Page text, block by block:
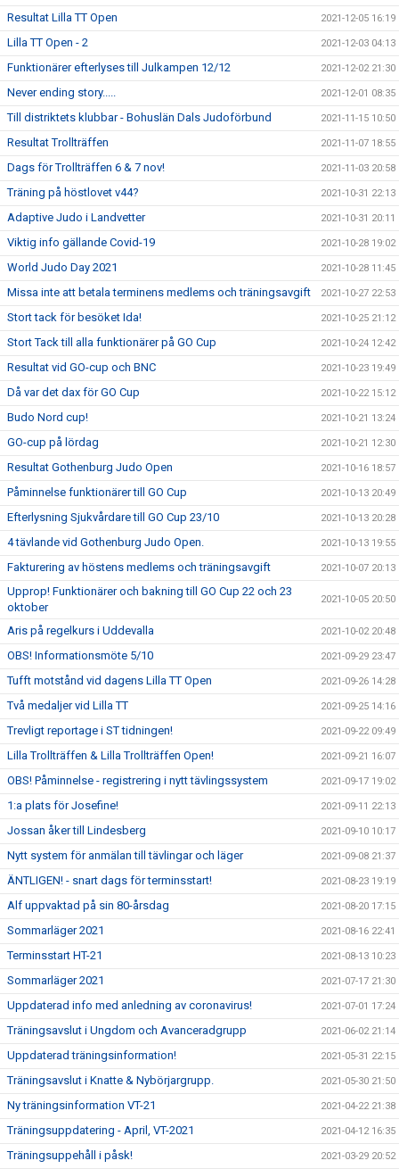
Resultat Lilla TT Open 2021-12-05 16:19
Lilla TT Open - 2 2021-12-03 04:13
Funktionärer efterlyses till Julkampen 12/12 2021-12-02 21:30
Never ending story..... 2021-12-01 08:35
Till distriktets klubbar - Bohuslän Dals Judoförbund 2021-11-15 10:50
Resultat Trollträffen 2021-11-07 18:55
Dags för Trollträffen 6 & 7 nov! 2021-11-03 20:58
Träning på höstlovet v44? 2021-10-31 22:13
Adaptive Judo i Landvetter 2021-10-31 20:11
Viktig info gällande Covid-19 2021-10-28 19:02
World Judo Day 2021 2021-10-28 11:45
Missa inte att betala terminens medlems och träningsavgift 2021-10-27 22:53
Stort tack för besöket Ida! 2021-10-25 21:12
Stort Tack till alla funktionärer på GO Cup 2021-10-24 12:42
Resultat vid GO-cup och BNC 2021-10-23 19:49
Då var det dax för GO Cup 2021-10-22 15:12
Budo Nord cup! 2021-10-21 13:24
GO-cup på lördag 2021-10-21 12:30
Resultat Gothenburg Judo Open 2021-10-16 18:57
Påminnelse funktionärer till GO Cup 2021-10-13 20:49
Efterlysning Sjukvårdare till GO Cup 23/10 2021-10-13 20:28
4 tävlande vid Gothenburg Judo Open. 2021-10-13 19:55
Fakturering av höstens medlems och träningsavgift 2021-10-07 20:13
Upprop! Funktionärer och bakning till GO Cup 22 och 23
oktober
2021-10-05 20:50
Aris på regelkurs i Uddevalla 2021-10-02 20:48
OBS! Informationsmöte 5/10 2021-09-29 23:47
Tufft motstånd vid dagens Lilla TT Open 2021-09-26 14:28
Två medaljer vid Lilla TT 2021-09-25 14:16
Trevligt reportage i ST tidningen! 2021-09-22 09:49
Lilla Trollträffen & Lilla Trollträffen Open! 2021-09-21 16:07
OBS! Påminnelse - registrering i nytt tävlingssystem 2021-09-17 19:02
1:a plats för Josefine! 2021-09-11 22:13
Jossan åker till Lindesberg 2021-09-10 10:17
Nytt system för anmälan till tävlingar och läger 2021-09-08 21:37
ÄNTLIGEN! - snart dags för terminsstart! 2021-08-23 19:19
Alf uppvaktad på sin 80-årsdag 2021-08-20 17:15
Sommarläger 2021 2021-08-16 22:41
Terminsstart HT-21 2021-08-13 10:23
Sommarläger 2021 2021-07-17 21:30
Uppdaterad info med anledning av coronavirus! 2021-07-01 17:24
Träningsavslut i Ungdom och Avanceradgrupp 2021-06-02 21:14
Uppdaterad träningsinformation! 2021-05-31 22:15
Träningsavslut i Knatte & Nybörjargrupp. 2021-05-30 21:50
Ny träningsinformation VT-21 2021-04-22 21:38
Träningsuppdatering - April, VT-2021 2021-04-12 16:35
Träningsuppehåll i påsk! 2021-03-29 20:52